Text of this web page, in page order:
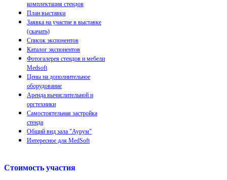
комплектация стендов
План выставки
Заявка на участие в выставке
(скачать)
Список экспонентов
Каталог экспонентов
Фотогалерея стендов и мебели
Medsoft
Цены на дополнительное
оборудование
Аренда вычислительной и
оргтехники
Самостоятельная застройка
стенда
Общий вид зала "Аурум"
Интересное для MedSoft
Стоимость участия